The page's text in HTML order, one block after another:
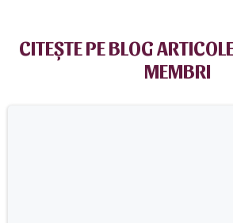
CITEŞTE PE BLOG
MEMBRI